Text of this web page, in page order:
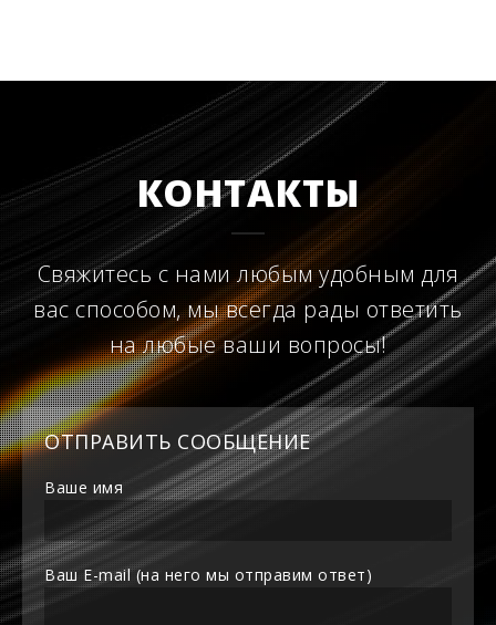
КОНТАКТЫ
Свяжитесь с нами любым удобным для
вас способом, мы всегда рады ответить
на любые ваши вопросы!
ОТПРАВИТЬ СООБЩЕНИЕ
Ваше имя
Ваш E-mail (на него мы отправим ответ)